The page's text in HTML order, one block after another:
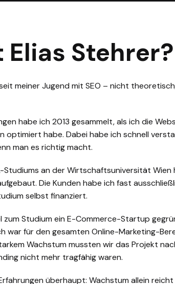
Elias Stehrer?
meiner Jugend mit SEO – nicht
habe ich 2013 gesammelt, als ich die
optimiert habe. Dabei habe ich schnell
man es richtig macht.
Studiums an der Wirtschaftsuniversität Wien
Die Kunden habe ich fast
selbst finanziert.
zum Studium ein E-Commerce-Startup
war für den gesamten Online-Marketing-
Wachstum mussten wir das Projekt
nicht mehr tragfähig waren.
überhaupt: Wachstum allein